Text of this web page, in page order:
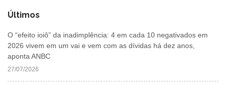
Últimos
O “efeito ioiô” da inadimplência: 4 em cada 10 negativados em
2026 vivem em um vai e vem com as dívidas há dez anos,
aponta ANBC
27/07/2026